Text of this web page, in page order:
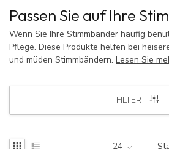
Passen Sie auf Ihre
Wenn Sie Ihre Stimmbänder häufig
Pflege. Diese Produkte helfen bei
und müden Stimmbändern. Lesen Sie
FILTER